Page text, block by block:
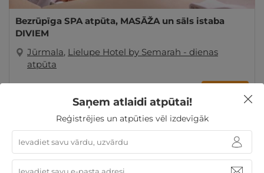
Bezrūpīga SPA atpūta, MASĀŽA un sāls istaba
DIVIEM
Jūrmala, Lielupe Hotel by Semarah - dienas
atpūta
Atpūtai Valentīndienā
Ziemassvētku dāvanas
Dāvanas TĒVA DIENĀ
Dienas Spa
Dāvanas Sieviešu
dienā
Dāvanas ar SPA
Dāvanas
Saņem atlaidi atpūtai!
Reģistrējies un atpūties vēl izdevīgāk